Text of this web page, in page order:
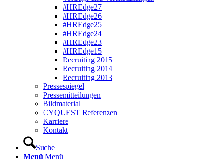
#HREdge27
#HREdge26
#HREdge25
#HREdge24
#HREdge23
#HREdge15
Recruiting 2015
Recruiting 2014
Recruiting 2013
Pressespiegel
Pressemitteilungen
Bildmaterial
CYQUEST Referenzen
Karriere
Kontakt
Suche
Menü Menü